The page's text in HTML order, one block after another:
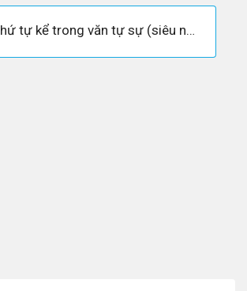
Soạn bài: Thứ tự kể trong văn tự sự (siêu ngắn)